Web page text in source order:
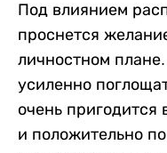
Под влиянием
проснется
личностном
усиленно
очень
и положительно